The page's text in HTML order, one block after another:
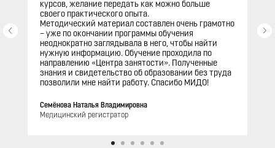
курсов, желание передать как можно больше
своего практического опыта.
Методический материал составлен очень грамотно
– уже по окончании программы обучения
неоднократно заглядывала в него, чтобы найти
нужную информацию. Обучение проходила по
направлению «Центра занятости». Полученные
знания и свидетельство об образовании без труда
позволили мне найти работу. Спасибо МИДО!
Семёнова Наталья Владимировна
Медицинский регистратор